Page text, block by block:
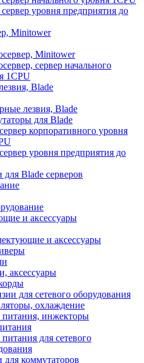
уровня предприятия до
Minitower
Minitower
сервер начального
1CPU
Blade
лезвия, Blade
для Blade
корпоративного уровня
уровня предприятия до
Blade серверов
и аксессуары
и аксессуары
аксессуары
для сетевого оборудования
охлаждение
питания, инжекторы
для сетевого
коммутаторов